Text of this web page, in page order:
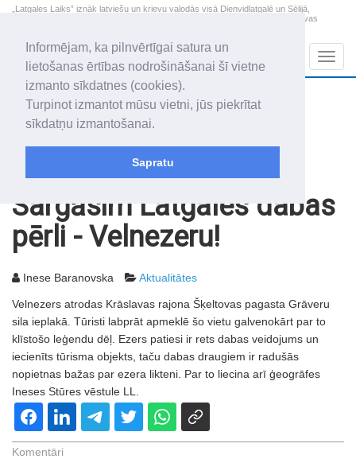
Informējam, ka pilnvērtīgai satura un
lietošanas ērtības nodrošināšanai šī vietne
izmanto sīkdatnes (cookies).
Turpinot izmantot mūsu vietni, jūs piekrītat
sīkdatņu izmantošanai.
Sapratu
„Latgales Laiks” iznāk latviešu un krievu valodās visā Dienvidlatgalē un Sēlijā,
„Latgales Laiks” latviešu valodā aptver Daugavpils valstspilsētu, Augšdaugavas
2026. gada 7. augusts
Piektdiena
Alfrēds, Fredis, Madars
+18.6
Sargāsim Latgales dabas
pērli - Velnezeru!
Inese Baranovska Aktualitātes
Velnezers atrodas Krāslavas rajona Šķeltovas pagasta Grāveru
sila ieplakā. Tūristi labprāt apmeklē šo vietu galvenokārt par to
klīstošo leģendu dēļ. Ezers patiesi ir rets dabas veidojums un
iecienīts tūrisma objekts, taču dabas draugiem ir radušās
nopietnas bažas par ezera likteni. Par to liecina arī ģeogrāfes
Ineses Stūres vēstule LL.
Komentāri